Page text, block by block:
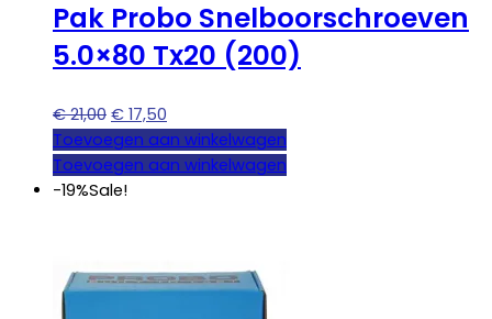
Pak Probo Snelboorschroeven
5.0×80 Tx20 (200)
€21,00 Oorspronkelijke
prijs
was:
€ 21,00.
€ 17,50
prijs
is:
Toevoegen aan winkelwagen
Toevoegen aan winkelwagen
-19%Sale!